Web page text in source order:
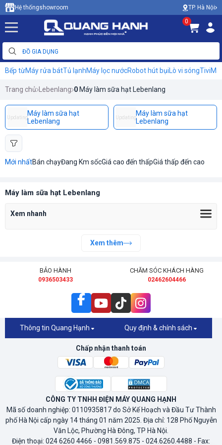
Hệ thốngshowroom TP. Hà Nội
0
Bếp từMáy rửa bátTủ lạnhMáy lọc nướcRobot hút bụiLò vi sóngTivi
Trang chủ Lebenlang 0 Máy làm sữa hạt Lebenlang
UpdatingMáy làm sữa hạt
Lebenlang
UpdatingMáy làm sữa hạt
Lebenlang
Mới nhấtBán chạyĐang Km sốcGiá cao đến thấpGiá thấp đến cao
Máy làm sữa hạt Lebenlang
Xem nhanh
Xem thêm
BẢO HÀNH
0936503433
CHĂM SÓC KHÁCH HÀNG
02462604466
Thông tin Quang Hạnh Quy định & chính sách
Chấp nhận thanh toán
CÔNG TY TNHH ĐIỆN MÁY QUANG HẠNH
Mã số doanh nghiệp: 0110935817 do Sở Kế Hoạch và Đầu Tư Thành
phố Hà Nội cấp ngày 14 tháng 01 năm 2025. Địa chỉ: 128 Phố Nguyễn
Văn Lộc, Phường Hà Đông, TP Hà Nội.
Điện thoại: 024 6260 4466 - 0981.569.875 - 024.6260.4488 - Fax: